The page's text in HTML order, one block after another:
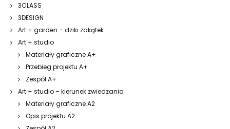
3CLASS
3DESIGN
Art + garden – dziki zakątek
Art + studio
Materiały graficzne A+
Przebieg projektu A+
Zespół A+
Art + studio – kierunek zwiedzania
Materiały graficzne A2
Opis projektu A2